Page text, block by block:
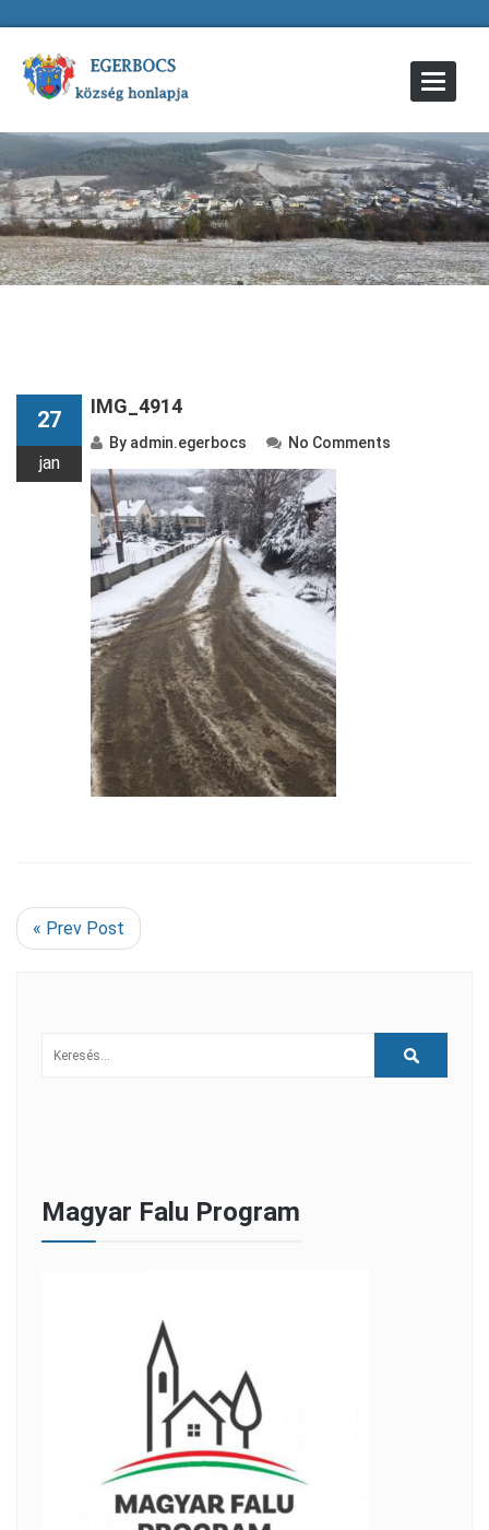
Toggle
27
jan
IMG_4914
By admin.egerbocs No Comments
« Prev Post
Magyar Falu Program